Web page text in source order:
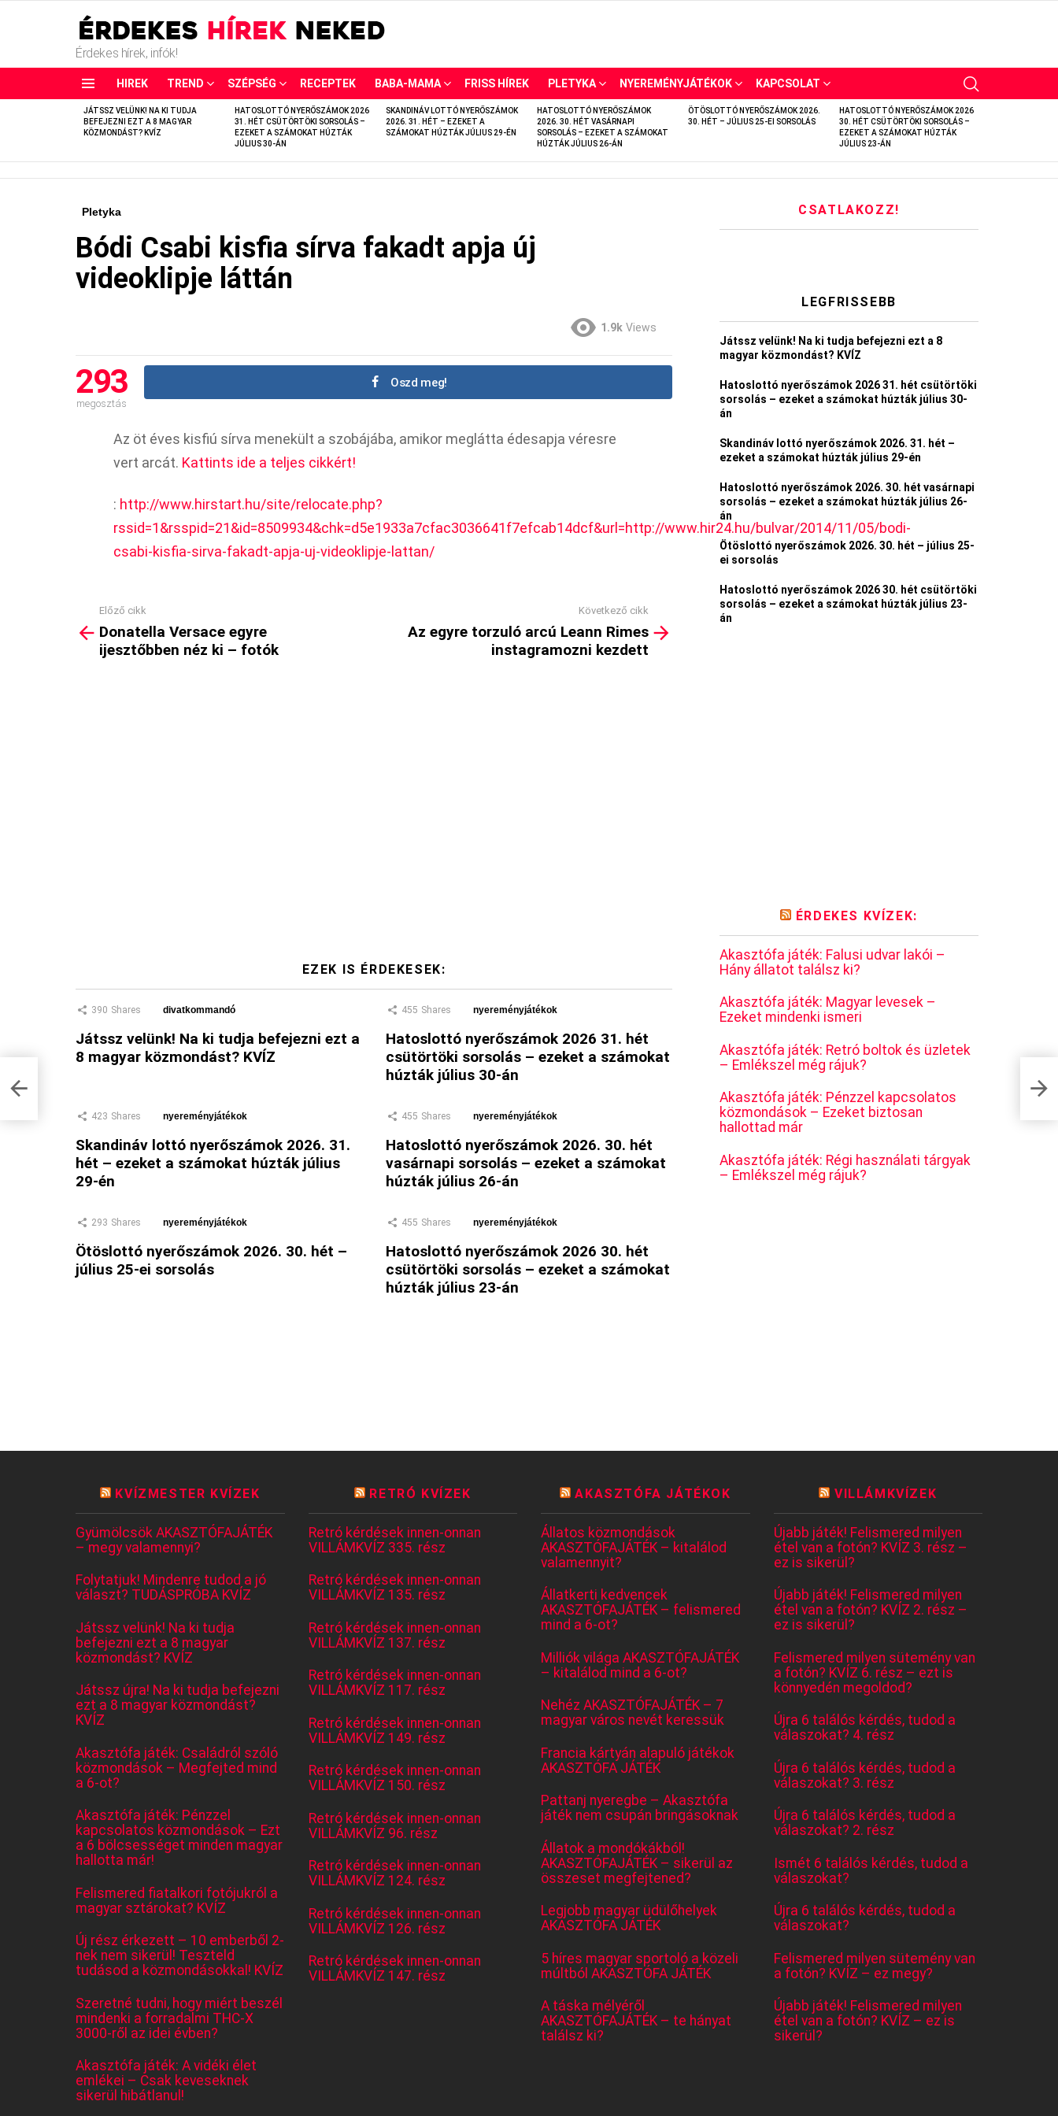
Érdekes hírek, infók!
HIREK TREND SZÉPSÉG RECEPTEK BABA-MAMA FRISS HÍREK PLETYKA NYEREMÉNYJÁTÉKOK KAPCSOLAT
LATEST
STORIES
JÁTSSZ VELÜNK! NA KI TUDJA
BEFEJEZNI EZT A 8 MAGYAR
KÖZMONDÁST? KVÍZ
HATOSLOTTÓ NYERŐSZÁMOK 2026
31. HÉT CSÜTÖRTÖKI SORSOLÁS –
EZEKET A SZÁMOKAT HÚZTÁK
JÚLIUS 30-ÁN
SKANDINÁV LOTTÓ NYERŐSZÁMOK
2026. 31. HÉT – EZEKET A
SZÁMOKAT HÚZTÁK JÚLIUS 29-ÉN
HATOSLOTTÓ NYERŐSZÁMOK
2026. 30. HÉT VASÁRNAPI
SORSOLÁS – EZEKET A SZÁMOKAT
HÚZTÁK JÚLIUS 26-ÁN
ÖTÖSLOTTÓ NYERŐSZÁMOK 2026.
30. HÉT – JÚLIUS 25-EI SORSOLÁS
HATOSLOTTÓ NYERŐSZÁMOK 2026
30. HÉT CSÜTÖRTÖKI SORSOLÁS –
EZEKET A SZÁMOKAT HÚZTÁK
JÚLIUS 23-ÁN
Pletyka
Bódi Csabi kisfia sírva fakadt apja új
videoklipje láttán
1.9k Views
293
megosztás
Oszd meg!
Az öt éves kisfiú sírva menekült a szobájába, amikor meglátta édesapja véresre
vert arcát. Kattints ide a teljes cikkért!
: http://www.hirstart.hu/site/relocate.php?
rssid=1&rsspid=21&id=8509934&chk=d5e1933a7cfac3036641f7efcab14dcf&url=http://www.hir24.hu/bulvar/2014/11/05/bodi-
csabi-kisfia-sirva-fakadt-apja-uj-videoklipje-lattan/
more
Előző cikk
Donatella Versace egyre
ijesztőbben néz ki – fotók
Következő cikk
Az egyre torzuló arcú Leann Rimes
instagramozni kezdett
EZEK IS ÉRDEKESEK:
390 Shares divatkommandó
Játssz velünk! Na ki tudja befejezni ezt a
8 magyar közmondást? KVÍZ
455 Shares nyereményjátékok
Hatoslottó nyerőszámok 2026 31. hét
csütörtöki sorsolás – ezeket a számokat
húzták július 30-án
423 Shares nyereményjátékok
Skandináv lottó nyerőszámok 2026. 31.
hét – ezeket a számokat húzták július
29-én
455 Shares nyereményjátékok
Hatoslottó nyerőszámok 2026. 30. hét
vasárnapi sorsolás – ezeket a számokat
húzták július 26-án
293 Shares nyereményjátékok
Ötöslottó nyerőszámok 2026. 30. hét –
július 25-ei sorsolás
455 Shares nyereményjátékok
Hatoslottó nyerőszámok 2026 30. hét
csütörtöki sorsolás – ezeket a számokat
húzták július 23-án
Az
CSATLAKOZZ!
LEGFRISSEBB
Játssz velünk! Na ki tudja befejezni ezt a 8
magyar közmondást? KVÍZ
Hatoslottó nyerőszámok 2026 31. hét csütörtöki
sorsolás – ezeket a számokat húzták július 30-
án
Skandináv lottó nyerőszámok 2026. 31. hét –
ezeket a számokat húzták július 29-én
Hatoslottó nyerőszámok 2026. 30. hét vasárnapi
sorsolás – ezeket a számokat húzták július 26-
án
Ötöslottó nyerőszámok 2026. 30. hét – július 25-
ei sorsolás
Hatoslottó nyerőszámok 2026 30. hét csütörtöki
sorsolás – ezeket a számokat húzták július 23-
án
ÉRDEKES KVÍZEK:
Akasztófa játék: Falusi udvar lakói –
Hány állatot találsz ki?
Akasztófa játék: Magyar levesek –
Ezeket mindenki ismeri
Akasztófa játék: Retró boltok és üzletek
– Emlékszel még rájuk?
Akasztófa játék: Pénzzel kapcsolatos
közmondások – Ezeket biztosan
hallottad már
Akasztófa játék: Régi használati tárgyak
– Emlékszel még rájuk?
KVÍZMESTER KVÍZEK
Gyümölcsök AKASZTÓFAJÁTÉK
– megy valamennyi?
Folytatjuk! Mindenre tudod a jó
választ? TUDÁSPRÓBA KVÍZ
Játssz velünk! Na ki tudja
befejezni ezt a 8 magyar
közmondást? KVÍZ
Játssz újra! Na ki tudja befejezni
ezt a 8 magyar közmondást?
KVÍZ
Akasztófa játék: Családról szóló
közmondások – Megfejted mind
a 6-ot?
Akasztófa játék: Pénzzel
kapcsolatos közmondások – Ezt
a 6 bölcsességet minden magyar
hallotta már!
Felismered fiatalkori fotójukról a
magyar sztárokat? KVÍZ
Új rész érkezett – 10 emberből 2-
nek nem sikerül! Teszteld
tudásod a közmondásokkal! KVÍZ
Szeretné tudni, hogy miért beszél
mindenki a forradalmi THC-X
3000-ről az idei évben?
Akasztófa játék: A vidéki élet
emlékei – Csak keveseknek
sikerül hibátlanul!
RETRÓ KVÍZEK
Retró kérdések innen-onnan
VILLÁMKVÍZ 335. rész
Retró kérdések innen-onnan
VILLÁMKVÍZ 135. rész
Retró kérdések innen-onnan
VILLÁMKVÍZ 137. rész
Retró kérdések innen-onnan
VILLÁMKVÍZ 117. rész
Retró kérdések innen-onnan
VILLÁMKVÍZ 149. rész
Retró kérdések innen-onnan
VILLÁMKVÍZ 150. rész
Retró kérdések innen-onnan
VILLÁMKVÍZ 96. rész
Retró kérdések innen-onnan
VILLÁMKVÍZ 124. rész
Retró kérdések innen-onnan
VILLÁMKVÍZ 126. rész
Retró kérdések innen-onnan
VILLÁMKVÍZ 147. rész
AKASZTÓFA JÁTÉKOK
Állatos közmondások
AKASZTÓFAJÁTÉK – kitalálod
valamennyit?
Állatkerti kedvencek
AKASZTÓFAJÁTÉK – felismered
mind a 6-ot?
Milliók világa AKASZTÓFAJÁTÉK
– kitalálod mind a 6-ot?
Nehéz AKASZTÓFAJÁTÉK – 7
magyar város nevét keressük
Francia kártyán alapuló játékok
AKASZTÓFA JÁTÉK
Pattanj nyeregbe – Akasztófa
játék nem csupán bringásoknak
Állatok a mondókákból!
AKASZTÓFAJÁTÉK – sikerül az
összeset megfejtened?
Legjobb magyar üdülőhelyek
AKASZTÓFA JÁTÉK
5 híres magyar sportoló a közeli
múltból AKASZTÓFA JÁTÉK
A táska mélyéről
AKASZTÓFAJÁTÉK – te hányat
találsz ki?
VILLÁMKVÍZEK
Újabb játék! Felismered milyen
étel van a fotón? KVÍZ 3. rész –
ez is sikerül?
Újabb játék! Felismered milyen
étel van a fotón? KVÍZ 2. rész –
ez is sikerül?
Felismered milyen sütemény van
a fotón? KVÍZ 6. rész – ezt is
könnyedén megoldod?
Újra 6 találós kérdés, tudod a
válaszokat? 4. rész
Újra 6 találós kérdés, tudod a
válaszokat? 3. rész
Újra 6 találós kérdés, tudod a
válaszokat? 2. rész
Ismét 6 találós kérdés, tudod a
válaszokat?
Újra 6 találós kérdés, tudod a
válaszokat?
Felismered milyen sütemény van
a fotón? KVÍZ – ez megy?
Újabb játék! Felismered milyen
étel van a fotón? KVÍZ – ez is
sikerül?